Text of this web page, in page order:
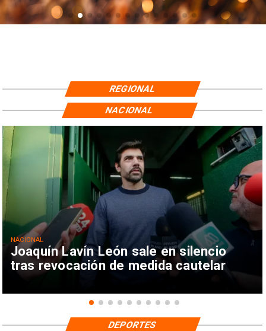
REGIONAL
Joaquín Lavín León sale en silencio
tras revocación de medida cautelar
NACIONAL
NACIONAL
DEPORTES